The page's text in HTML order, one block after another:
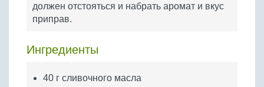
Бобовые
Яйца
должен отстояться и набрать аромат и вкус
приправ.
Ингредиенты
40 г сливочного масла